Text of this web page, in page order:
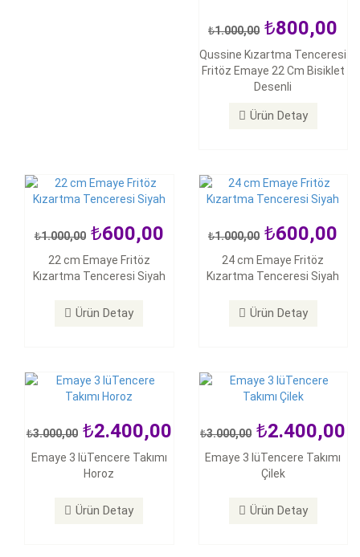
1.000,00 800,00
Qussine Kızartma Tenceresi
Fritöz Emaye 22 Cm Bisiklet
Desenli
Ürün Detay
1.000,00 600,00
22 cm Emaye Fritöz
Kızartma Tenceresi Siyah
Ürün Detay
1.000,00 600,00
24 cm Emaye Fritöz
Kızartma Tenceresi Siyah
Ürün Detay
1.000,00 600,00
24 cm Emaye Fritöz
3.000,00 2.400,00
Emaye 3 lüTencere Takımı
Horoz
Ürün Detay
3.000,00 2.400,00
Emaye 3 lüTencere Takımı
3.000,00 2.400,00
Emaye 3 lüTencere Takımı
Çilek
Ürün Detay
3.000,00 2.400,00
Emaye 3 lüTencere Takımı
3.000,00 2.400,00 3.000,00 2.400,00
Emaye 3 lüTencere Takımı